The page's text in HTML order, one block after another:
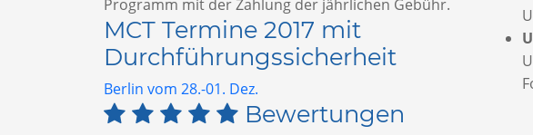
Programm mit der Zahlung der jährlichen Gebühr.
MCT Termine 2017 mit
Durchführungssicherheit
Berlin vom 28.-01. Dez.
Bewertungen